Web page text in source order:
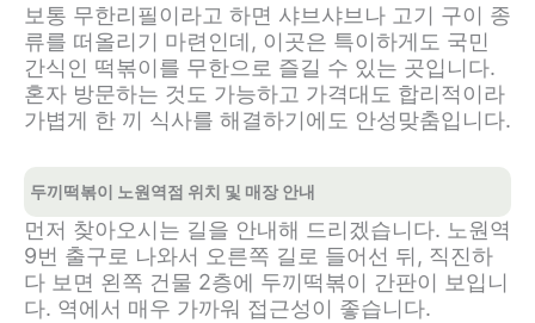
보통 무한리필이라고 하면 샤브샤브나 고기 구이 종
류를 떠올리기 마련인데, 이곳은 특이하게도 국민
간식인 떡볶이를 무한으로 즐길 수 있는 곳입니다.
혼자 방문하는 것도 가능하고 가격대도 합리적이라
가볍게 한 끼 식사를 해결하기에도 안성맞춤입니다.
두끼떡볶이 노원역점 위치 및 매장 안내
먼저 찾아오시는 길을 안내해 드리겠습니다. 노원역
9번 출구로 나와서 오른쪽 길로 들어선 뒤, 직진하
다 보면 왼쪽 건물 2층에 두끼떡볶이 간판이 보입니
다. 역에서 매우 가까워 접근성이 좋습니다.